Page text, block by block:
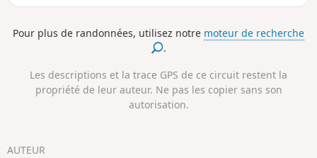
Pour plus de randonnées, utilisez notre moteur de recherche
.
Les descriptions et la trace GPS de ce circuit restent la
propriété de leur auteur. Ne pas les copier sans son
autorisation.
AUTEUR